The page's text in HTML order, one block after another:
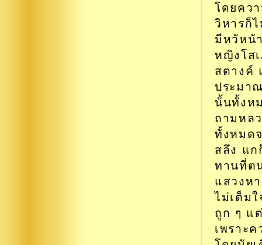
โดยคว
วิหารก็
มีหวัหน้
หญิงโส
สตางค์
ประมา
นั้นทั้งห
ถามหล
ทั้งหมด
สลึง แก
ทานที่ต
แสวงห
ไม่เต็ม
ถูก ๆ แ
เพราะ